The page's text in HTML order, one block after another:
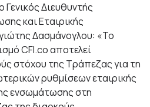
Διευθυντής
και Εταιρικής
Δασμάνογλου: «Το
CFI.co αποτελεί
στόχου της Τράπεζας για τη
ρυθμίσεων εταιρικής
ενσωμάτωσης στη